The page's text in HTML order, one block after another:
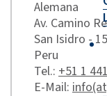
Alemana
Av. Camino
San Isidro -
Peru
Tel.: +51 1
E-Mail: